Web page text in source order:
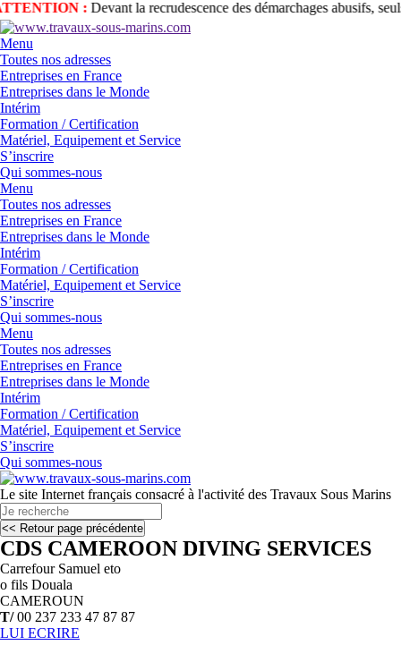
: Devant la recrudescence des démarchages abusifs,
Menu
Toutes nos adresses
Entreprises en France
Entreprises dans le Monde
Intérim
Formation / Certification
Matériel, Equipement et Service
S’inscrire
Qui sommes-nous
Menu
Toutes nos adresses
Entreprises en France
Entreprises dans le Monde
Intérim
Formation / Certification
Matériel, Equipement et Service
S’inscrire
Qui sommes-nous
Menu
Toutes nos adresses
Entreprises en France
Entreprises dans le Monde
Intérim
Formation / Certification
Matériel, Equipement et Service
S’inscrire
Qui sommes-nous
Le site Internet français consacré à l'activité des Travaux Sous Marins
CDS CAMEROON DIVING SERVICES
Carrefour Samuel eto
o fils Douala
CAMEROUN
T/00 237 233 47 87 87
LUI ECRIRE